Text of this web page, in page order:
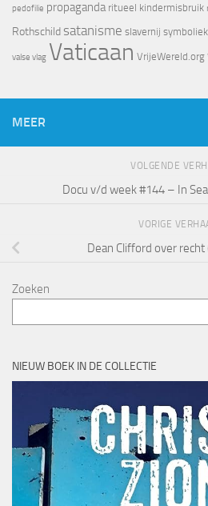
pedofilie propaganda ritueel kindermisbruik
Rothschild satanisme slavernij symboliek
valse vlag Vaticaan VrijeWereld.org
MEER
VOLGENDE
Docu v/d week #144 – In
VORIGE
Dean Clifford over
Zoeken
NIEUW BOEK IN DE COLLECTIE